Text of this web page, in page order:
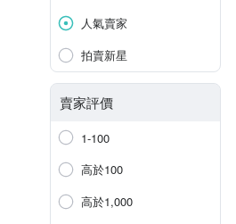
人氣賣家
拍賣新星
賣家評價
1-100
高於100
高於1,000